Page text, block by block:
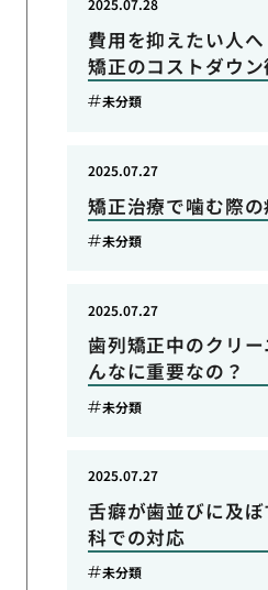
費用を抑えたい人
矯正のコストダウン
2025.07.28
未分類
矯正治療で噛む際
2025.07.27
未分類
歯列矯正中のクリ
んなに重要なの？
2025.07.27
未分類
舌癖が歯並びに及
科での対応
2025.07.27
未分類